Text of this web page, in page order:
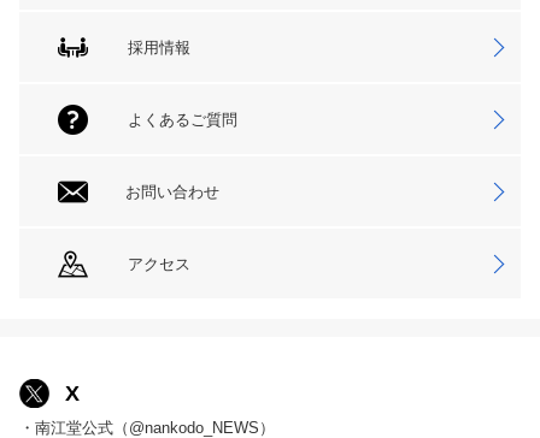
採用情報
よくあるご質問
お問い合わせ
アクセス
X
・南江堂公式（@nankodo_NEWS）